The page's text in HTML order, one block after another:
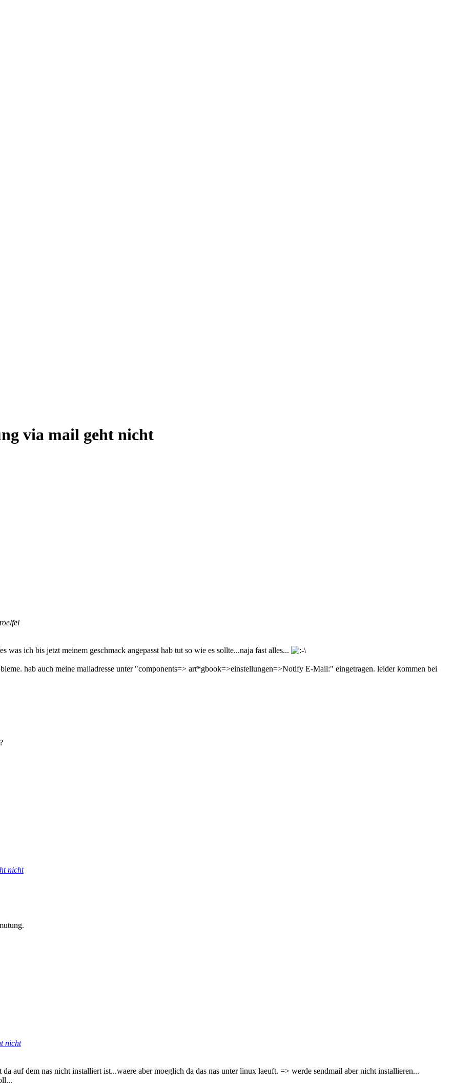
via mail geht nicht
roelfel
ich bis jetzt meinem geschmack angepasst hab tut so wie es sollte...naja fast alles...
hab auch meine mailadresse unter "components=> art*gbook=>einstellungen=>Notify E-Mail:" eingetragen. leider kommen bei
nicht
nicht
auf dem nas nicht installiert ist...waere aber moeglich da das nas unter linux laeuft. => werde sendmail aber nicht installieren...